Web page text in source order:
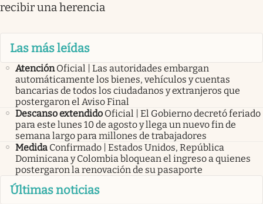
recibir una herencia
Las más leídas
Atención Oficial | Las autoridades embargan
automáticamente los bienes, vehículos y cuentas
bancarias de todos los ciudadanos y extranjeros que
postergaron el Aviso Final
Descanso extendido Oficial | El Gobierno decretó feriado
para este lunes 10 de agosto y llega un nuevo fin de
semana largo para millones de trabajadores
Medida Confirmado | Estados Unidos, República
Dominicana y Colombia bloquean el ingreso a quienes
postergaron la renovación de su pasaporte
Últimas noticias